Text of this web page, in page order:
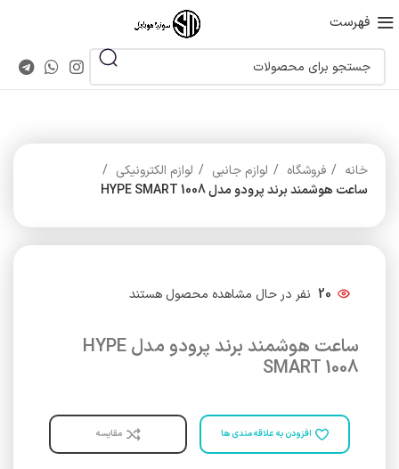
فهرست
خانه فروشگاه لوازم جانبی
لوازم الکترونیکی
ساعت هوشمند برند پرودو مدل HYPE SMART 1008
20 نفر در حال مشاهده محصول هستند
ساعت هوشمند برند پرودو مدل HYPE
SMART 1008
افزودن به علاقه مندی ها مقایسه